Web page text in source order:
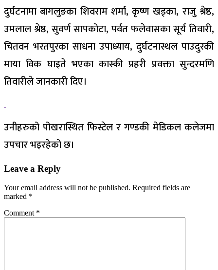
दुर्घटनामा बागलुङका शिवराम शर्मा, कृष्ण खड्का, राजु श्रेष्ठ,
उमलाल श्रेष्ठ, सुवर्ण सापकोटा, पर्वत फलेवासका सूर्य तिवारी,
चितवन भरतपुरका साधना उपाध्याय, दुर्घटनास्थल पाउदुरकी
माया विक घाइते भएका कास्की प्रहरी प्रवक्ता सुन्दरमणि
तिवारीले जानकारी दिए।
उनीहरुको पोखरास्थित फिस्टेल र गण्डकी मेडिकल कलेजमा
उपचार भइरहेको छ।
Leave a Reply
Your email address will not be published. Required fields are
marked *
Comment *